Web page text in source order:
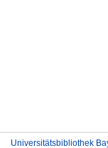
Universitätsbibliothek